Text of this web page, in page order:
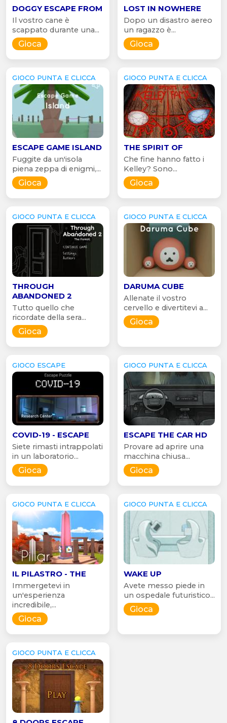
DOGGY ESCAPE FROM
Il vostro cane è
scappato durante una...
Gioca
LOST IN NOWHERE
Dopo un disastro aereo
un ragazzo è...
Gioca
GIOCO PUNTA E CLICCA
ESCAPE GAME ISLAND
Fuggite da un'isola
piena zeppa di enigmi,...
Gioca
GIOCO PUNTA E CLICCA
THE SPIRIT OF
Che fine hanno fatto i
Kelley? Sono...
Gioca
GIOCO PUNTA E CLICCA
THROUGH
ABANDONED 2
Tutto quello che
ricordate della sera...
Gioca
GIOCO PUNTA E CLICCA
DARUMA CUBE
Allenate il vostro
cervello e divertitevi a...
Gioca
GIOCO ESCAPE
COVID-19 - ESCAPE
Siete rimasti intrappolati
in un laboratorio...
Gioca
GIOCO PUNTA E CLICCA
ESCAPE THE CAR HD
Provare ad aprire una
macchina chiusa...
Gioca
GIOCO PUNTA E CLICCA
IL PILASTRO - THE
Immergetevi in
un'esperienza
incredibile,...
Gioca
GIOCO PUNTA E CLICCA
WAKE UP
Avete messo piede in
un ospedale futuristico...
Gioca
GIOCO PUNTA E CLICCA